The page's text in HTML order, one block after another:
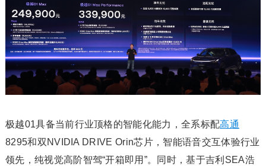
极越01具备当前行业顶格的智能化能力，全系标配高通
8295和双NVIDIA DRIVE Orin芯片，智能语音交互体验行业
领先，纯视觉高阶智驾“开箱即用”。同时，基于吉利SEA浩